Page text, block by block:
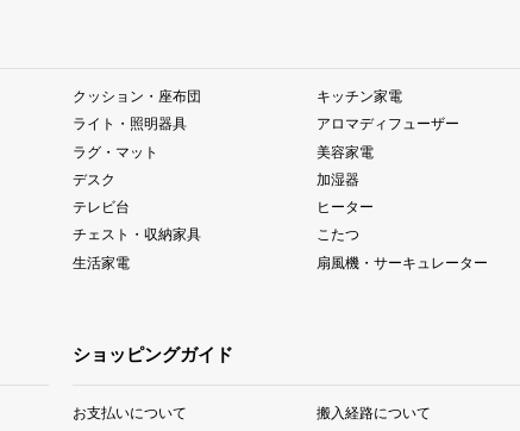
クッション・座布団
ライト・照明器具
ラグ・マット
デスク
テレビ台
チェスト・収納家具
生活家電
キッチン家電
アロマディフューザー
美容家電
加湿器
ヒーター
こたつ
扇風機・サーキュレーター
ショッピングガイド
お支払いについて
搬入経路について